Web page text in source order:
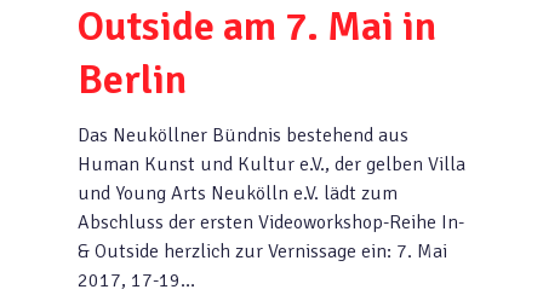
Outside am 7. Mai in
Berlin
Das Neuköllner Bündnis bestehend aus
Human Kunst und Kultur e.V., der gelben Villa
und Young Arts Neukölln e.V. lädt zum
Abschluss der ersten Videoworkshop-Reihe In-
& Outside herzlich zur Vernissage ein: 7. Mai
2017, 17-19…